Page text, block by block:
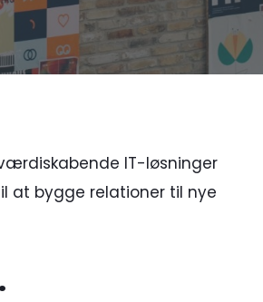
IT-løsninger
at bygge relationer til nye